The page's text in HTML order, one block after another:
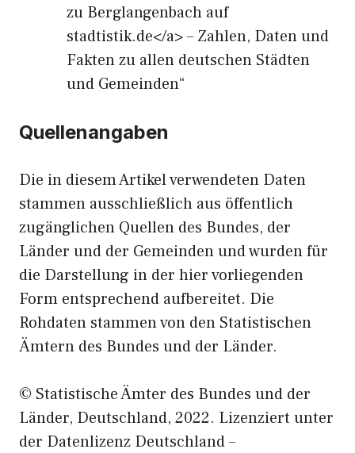
zu Berglangenbach auf
stadtistik.de</a> – Zahlen, Daten und
Fakten zu allen deutschen Städten
und Gemeinden“
Quellenangaben
Die in diesem Artikel verwendeten Daten
stammen ausschließlich aus öffentlich
zugänglichen Quellen des Bundes, der
Länder und der Gemeinden und wurden für
die Darstellung in der hier vorliegenden
Form entsprechend aufbereitet. Die
Rohdaten stammen von den Statistischen
Ämtern des Bundes und der Länder.
© Statistische Ämter des Bundes und der
Länder, Deutschland, 2022. Lizenziert unter
der Datenlizenz Deutschland –